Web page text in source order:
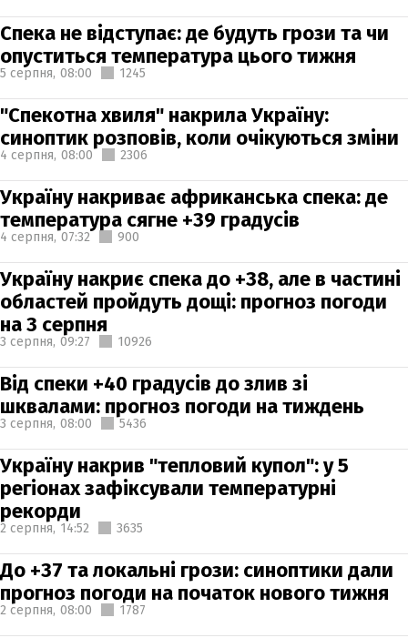
Спека не відступає: де будуть грози та чи
опуститься температура цього тижня
5 серпня, 08:00 1245
"Спекотна хвиля" накрила Україну:
синоптик розповів, коли очікуються зміни
4 серпня, 08:00 2306
Україну накриває африканська спека: де
температура сягне +39 градусів
4 серпня, 07:32 900
Україну накриє спека до +38, але в частині
областей пройдуть дощі: прогноз погоди
на 3 серпня
3 серпня, 09:27 10926
Від спеки +40 градусів до злив зі
шквалами: прогноз погоди на тиждень
3 серпня, 08:00 5436
Україну накрив "тепловий купол": у 5
регіонах зафіксували температурні
рекорди
2 серпня, 14:52 3635
До +37 та локальні грози: синоптики дали
прогноз погоди на початок нового тижня
2 серпня, 08:00 1787